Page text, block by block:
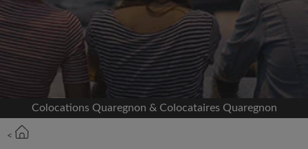
Nous ne publierons jamais sur votre page sans
votre accord
OU
Loyer max par mois (€)
Colocations Quaregnon & Colocataires Quaregnon
<